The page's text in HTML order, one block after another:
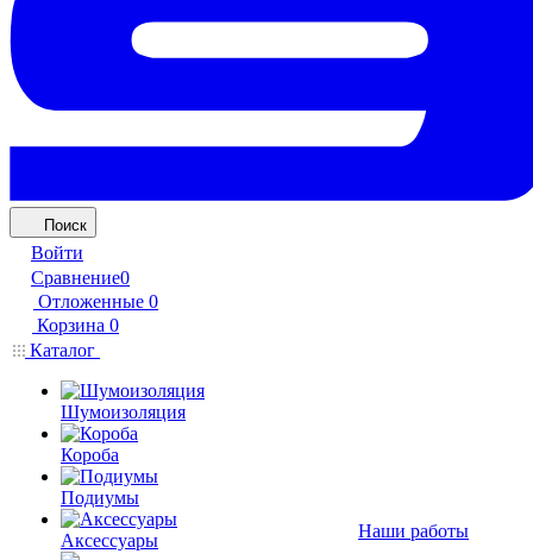
Поиск
Войти
Сравнение0
Отложенные 0
Корзина 0
Каталог
Шумоизоляция
Короба
Подиумы
Аксессуары
Наши работы